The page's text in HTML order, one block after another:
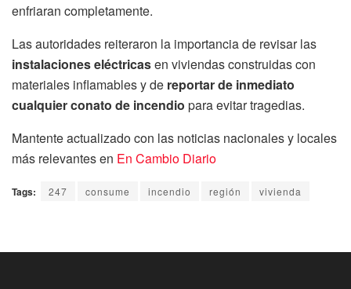
enfriaran completamente.
Las autoridades reiteraron la importancia de revisar las
instalaciones eléctricasen viviendas construidas con
materiales inflamables y de reportar de inmediato
cualquier conato de incendio para evitar tragedias.
Mantente actualizado con las noticias nacionales y locales
más relevantes en En Cambio Diario
Tags: 247 consume incendio región vivienda